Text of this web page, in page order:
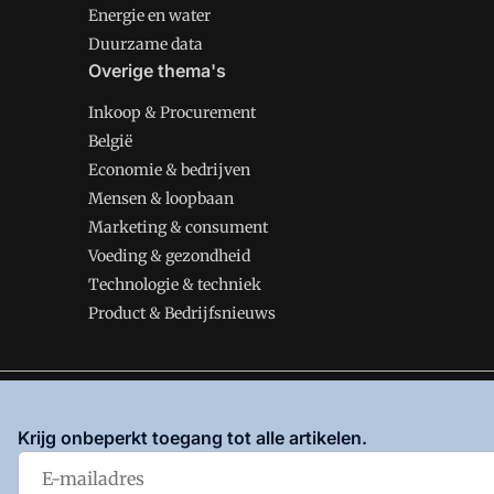
Energie en water
Duurzame data
Overige thema's
Inkoop & Procurement
België
Economie & bedrijven
Mensen & loopbaan
Marketing & consument
Voeding & gezondheid
Technologie & techniek
Product & Bedrijfsnieuws
enPrivacy en Cookie beleid |Privacy instellingen
Krijg onbeperkt toegang tot alle artikelen.